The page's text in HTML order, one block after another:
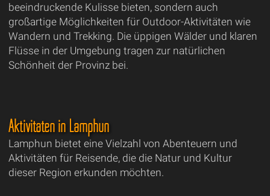
beeindruckende Kulisse bieten, sondern auch
großartige Möglichkeiten für Outdoor-Aktivitäten wie
Wandern und Trekking. Die üppigen Wälder und klaren
Flüsse in der Umgebung tragen zur natürlichen
Schönheit der Provinz bei.
Aktivitäten in Lamphun
Lamphun bietet eine Vielzahl von Abenteuern und
Aktivitäten für Reisende, die die Natur und Kultur
dieser Region erkunden möchten.